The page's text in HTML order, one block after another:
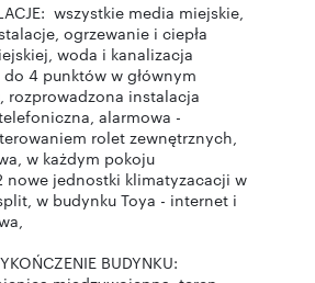
wszystkie media miejskie,
ogrzewanie i ciepła
woda i kanalizacja
4 punktów w głównym
rozprowadzona instalacja
alarmowa -
rolet zewnętrznych,
w każdym pokoju
nowe jednostki klimatyzacacji w
w budynku Toya - internet i
BUDYNKU: